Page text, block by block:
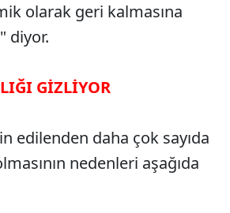
olarak geri kalmasına
diyor.
GİZLİYOR
edilenden daha çok sayıda
nedenleri aşağıda